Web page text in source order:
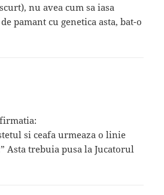
nu avea cum sa iasa
pamant cu genetica asta, bat-o
si ceafa urmeaza o linie
Asta trebuia pusa la Jucatorul